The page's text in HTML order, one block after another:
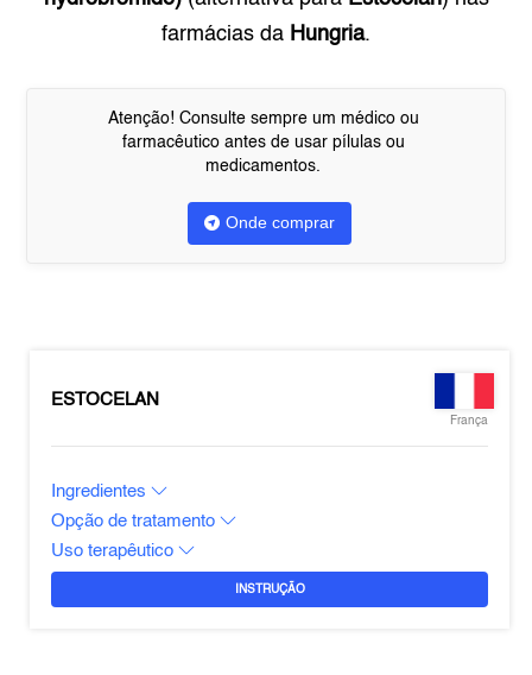
farmácias da Hungria.
Atenção! Consulte sempre um médico ou
farmacêutico antes de usar pílulas ou
medicamentos.
Onde comprar
ESTOCELAN
França
Ingredientes
Opção de tratamento
Uso terapêutico
INSTRUÇÃO